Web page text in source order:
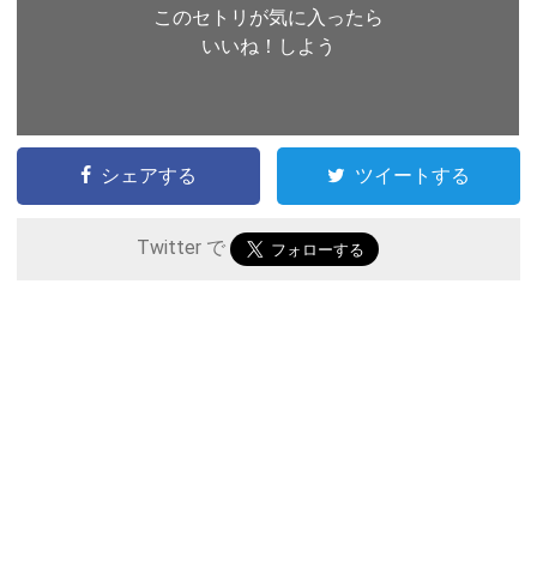
このセトリが気に入ったら
いいね！しよう
シェアする ツイートする
Twitter で